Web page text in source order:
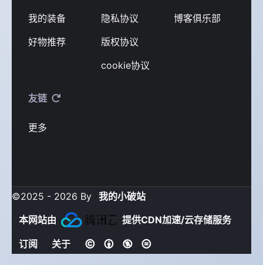
我的装备
好物推荐
隐私协议
版权协议
cookie协议
博客俱乐部
友链
更多
©2025 - 2026 By 我的小破站
本网站由
提供CDN加速/云存储服务
订阅 关于